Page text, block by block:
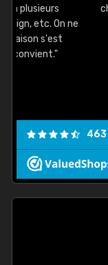
chambre."
463